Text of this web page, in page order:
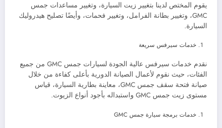
يقوم المختص لدينا بتغيير زيت السيارة، وتغيير مساعدات جمس
GMC، وتغيير بطانة الفرامل، وتغيير فحمات، وأيضًا تصليح هيدروليك
السيارة.
خدمات سيرفس سريعة
نقدم خدمات سيرفس عالية الجودة لسيارات جمس GMC من جميع
الفئات، حيث نقوم لأعمال الصيانة الدورية بأعلى كفاءة من خلال
صيانة فتحة سقف جمس GMC، معاينة بطارية السيارة، قياس
مستوى زيت جمس GMC واستبداله بأجود أنواع الزيوت.
خدمات برمجة سيارة جمس GMC